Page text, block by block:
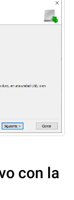
con la